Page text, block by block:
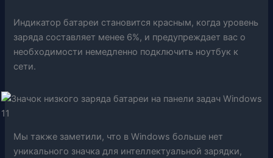
Индикатор батареи становится красным, когда уровень
заряда составляет менее 6%, и предупреждает вас о
необходимости немедленно подключить ноутбук к
сети.
Мы также заметили, что в Windows больше нет
уникального значка для интеллектуальной зарядки,